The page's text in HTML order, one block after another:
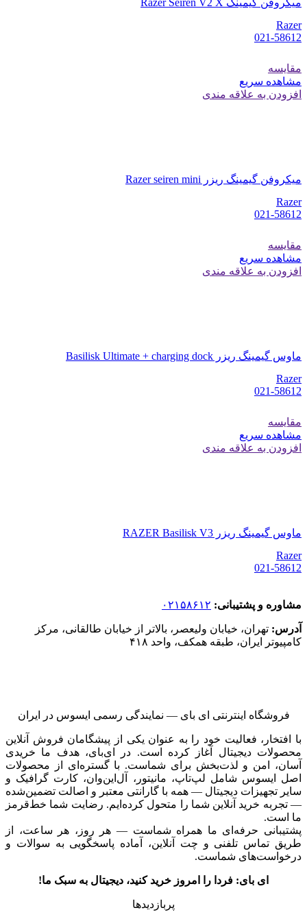
میکروفن گیمینگ Razer Seiren V2 X
Razer
021-58612
مقایسه
مشاهده سریع
افزودن به علاقه مندی
میکروفن گیمینگ ریزر Razer seiren mini
Razer
021-58612
مقایسه
مشاهده سریع
افزودن به علاقه مندی
ماوس گیمینگ ریزر Basilisk Ultimate + charging dock
Razer
021-58612
مقایسه
مشاهده سریع
افزودن به علاقه مندی
ماوس گیمینگ ریزر RAZER Basilisk V3
Razer
021-58612
مشاوره و پشتیبانی: ۰۲۱۵۸۶۱۲
آدرس: تهران، خیابان ولیعصر، بالاتر از خیابان طالقانی، مرکز
کامپیوتر ایران، طبقه همکف، واحد ۴۱۸
فروشگاه اینترنتی ای‌ بای — نمایندگی رسمی ایسوس در ایران
با افتخار، فعالیت خود را به عنوان یکی از پیشگامان فروش آنلاین
محصولات دیجیتال آغاز کرده است. در ای‌بای، هدف ما خریدی
آسان، امن و لذت‌بخش برای شماست. با گستره‌ای از محصولات
اصل ایسوس شامل لپ‌تاپ، مانیتور، آل‌این‌وان، کارت گرافیک و
سایر تجهیزات دیجیتال — همه با گارانتی معتبر و اصالت تضمین‌شده
— تجربه خرید آنلاین شما را متحول کرده‌ایم. رضایت شما خط‌قرمز
ما است.
پشتیبانی حرفه‌ای ما همراه شماست — هر روز، هر ساعت، از
طریق تماس تلفنی و چت آنلاین، آماده پاسخگویی به سوالات و
درخواست‌های شماست.
ای بای: فردا را امروز خرید کنید، دیجیتال به سبک ما!
پربازدیدها